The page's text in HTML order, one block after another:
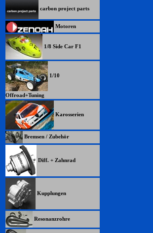
carbon project parts
Motoren
1/8 Side Car F1
1/10
Offroad+Tuning
Karosserien
Bremsen / Zubehör
Diff. + Zahnrad
Kupplungen
Resonanzrohre